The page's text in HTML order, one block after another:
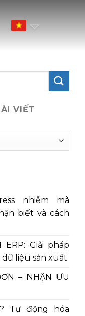
VIẾT
nhiễm mã
biết và cách
ERP: Giải pháp
dữ liệu sản xuất
– NHẬN ƯU
Tự động hóa